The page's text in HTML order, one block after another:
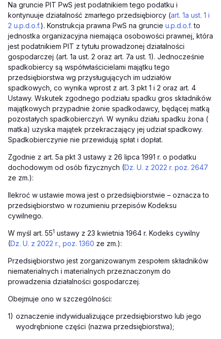
Na gruncie PIT PwS jest podatnikiem tego podatku i
kontynuuje działalność zmarłego przedsiębiorcy (art. 1a ust. 1 i
2 u.p.d.o.f.). Konstrukcja prawna PwS na gruncie u.p.d.o.f. to
jednostka organizacyjna niemająca osobowości prawnej, która
jest podatnikiem PIT z tytułu prowadzonej działalności
gospodarczej (art. 1a ust. 2 oraz art. 7a ust. 1). Jednocześnie
spadkobiercy są współwłaścicielami majątku tego
przedsiębiorstwa wg przysługujących im udziałów
spadkowych, co wynika wprost z art. 3 pkt 1 i 2 oraz art. 4
Ustawy. Wskutek zgodnego podziału spadku gros składników
majątkowych przypadnie żonie spadkodawcy, będącej matką
pozostałych spadkobierczyń. W wyniku działu spadku żona (
matka) uzyska majątek przekraczający jej udział spadkowy.
Spadkobierczynie nie przewidują spłat i dopłat.
Zgodnie z art. 5a pkt 3 ustawy z 26 lipca 1991 r. o podatku
dochodowym od osób fizycznych (Dz. U. z 2022 r. poz. 2647
ze zm.):
Ilekroć w ustawie mowa jest o przedsiębiorstwie – oznacza to
przedsiębiorstwo w rozumieniu przepisów Kodeksu
cywilnego.
W myśl art. 551 ustawy z 23 kwietnia 1964 r. Kodeks cywilny
(Dz. U. z 2022 r., poz. 1360 ze zm.):
Przedsiębiorstwo jest zorganizowanym zespołem składników
niematerialnych i materialnych przeznaczonym do
prowadzenia działalności gospodarczej.
Obejmuje ono w szczególności:
1) oznaczenie indywidualizujące przedsiębiorstwo lub jego
wyodrębnione części (nazwa przedsiębiorstwa);